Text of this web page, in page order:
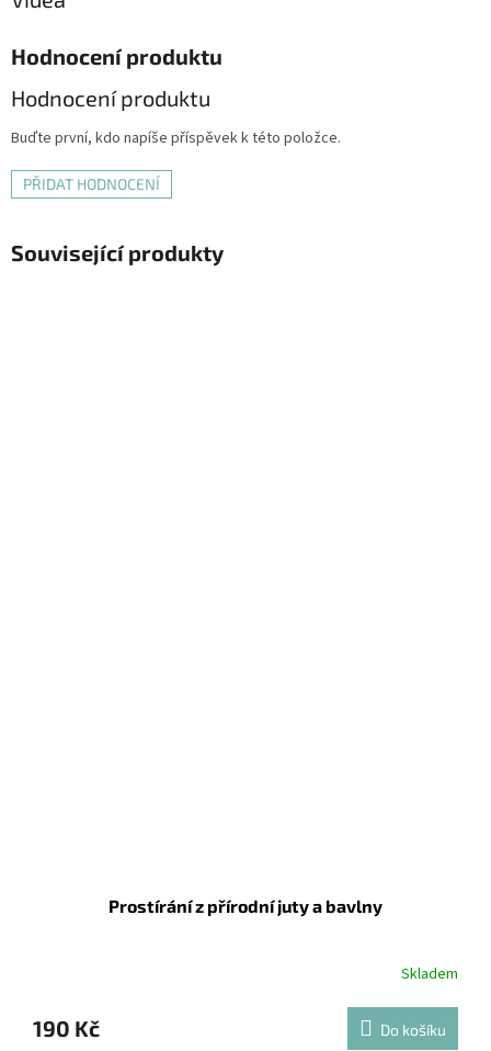
Hodnocení produktu
Hodnocení produktu
Buďte první, kdo napíše příspěvek k této položce.
PŘIDAT HODNOCENÍ
Související produkty
Prostírání z přírodní juty a bavlny
Skladem
190 Kč Do košíku